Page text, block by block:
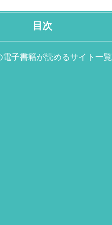
目次
子書籍が読めるサイト一覧